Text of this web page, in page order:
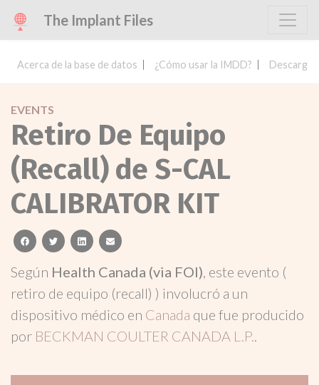
The Implant Files
Acerca de la base de datos ¿Cómo usar la IMDD? Descargar
EVENTS
Retiro De Equipo
(Recall) de S-CAL
CALIBRATOR KIT
facebooktwitterlinkedinemail
Según Health Canada (via FOI), este evento (
retiro de equipo (recall) ) involucró a un
dispositivo médico en Canada que fue producido
por BECKMAN COULTER CANADA L.P..